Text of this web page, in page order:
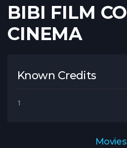
BIBI FILM
CINEMA
Known Credits
1
Movies